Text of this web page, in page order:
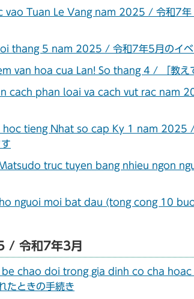
Tuan Le Vang nam 2025 / 令和7年
thang 5 nam 2025 / 令和7年5月のイベ
van hoa cua Lan! So thang 4 / 「教え
cach phan loai va cach vut rac nam
tieng Nhat so cap Ky 1 nam 2025 /
truc tuyen bang nhieu ngon ngu
nguoi moi bat dau (tong cong 10 buoi)
/ 令和7年3月
chao doi trong gia dinh co cha
たときの手続き